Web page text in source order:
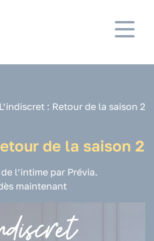
L’indiscret : Retour de la saison 2
de la saison 2
l’intime par Prévia.
maintenant